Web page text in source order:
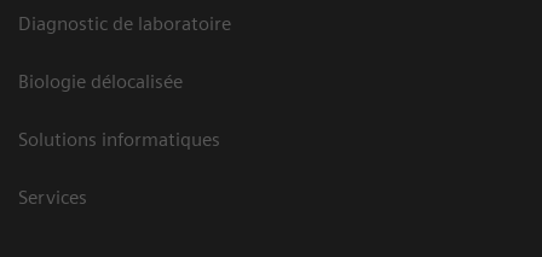
Diagnostic de laboratoire
Biologie délocalisée
Solutions informatiques
Services